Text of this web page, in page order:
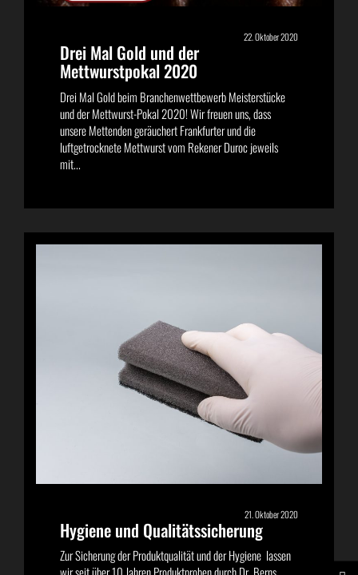
22. Oktober 2020
Drei Mal Gold und der
Mettwurstpokal 2020
Drei Mal Gold beim Branchenwettbewerb Meisterstücke
und der Mettwurst-Pokal 2020! Wir freuen uns, dass
unsere Mettenden geräuchert Frankfurter und die
luftgetrocknete Mettwurst vom Rekener Duroc jeweils
mit...
21. Oktober 2020
Hygiene und Qualitätssicherung
Zur Sicherung der Produktqualität und der Hygiene lassen